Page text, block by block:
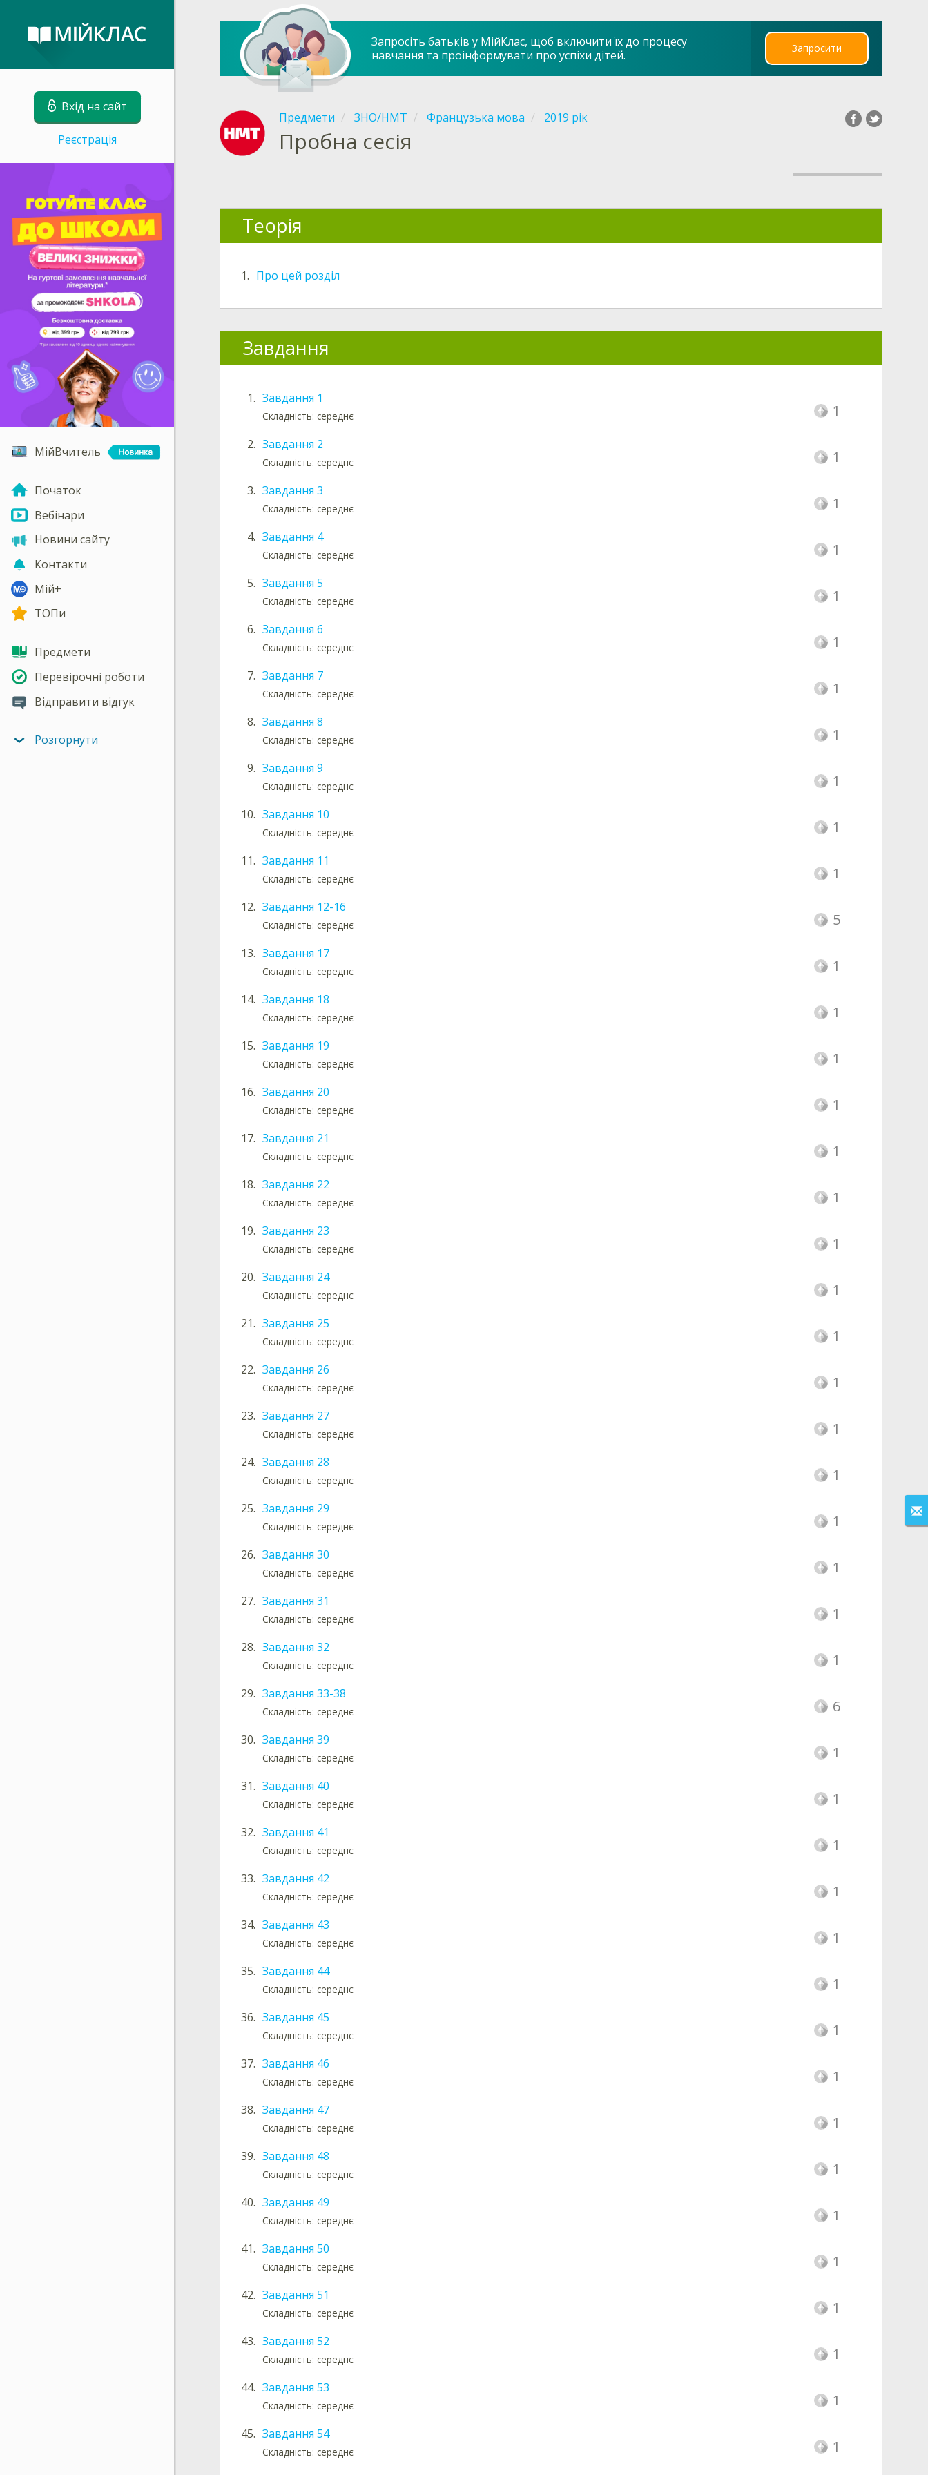
Вхід на сайт
Реєстрація
МійВчитель
Початок
Вебінари
Новини сайту
Контакти
Мій+
ТОПи
Предмети
Перевірочні роботи
Відправити відгук
Розгорнути
Запросіть батьків у МійКлас, щоб включити їх до процесу
навчання та проінформувати про успіхи дітей.
Запросити
Предмети ЗНО/НМТ Французька мова 2019 рік
Пробна сесія
Теорія
1. Про цей розділ
Завдання
1. Завдання 1
Складність: середнє 1
2. Завдання 2
Складність: середнє 1
3. Завдання 3
Складність: середнє 1
4. Завдання 4
Складність: середнє 1
5. Завдання 5
Складність: середнє 1
6. Завдання 6
Складність: середнє 1
7. Завдання 7
Складність: середнє 1
8. Завдання 8
Складність: середнє 1
9. Завдання 9
Складність: середнє 1
10. Завдання 10
Складність: середнє 1
11. Завдання 11
Складність: середнє 1
12. Завдання 12-16
Складність: середнє 5
13. Завдання 17
Складність: середнє 1
14. Завдання 18
Складність: середнє 1
15. Завдання 19
Складність: середнє 1
16. Завдання 20
Складність: середнє 1
17. Завдання 21
Складність: середнє 1
18. Завдання 22
Складність: середнє 1
19. Завдання 23
Складність: середнє 1
20. Завдання 24
Складність: середнє 1
21. Завдання 25
Складність: середнє 1
22. Завдання 26
Складність: середнє 1
23. Завдання 27
Складність: середнє 1
24. Завдання 28
Складність: середнє 1
25. Завдання 29
Складність: середнє 1
26. Завдання 30
Складність: середнє 1
27. Завдання 31
Складність: середнє 1
28. Завдання 32
Складність: середнє 1
29. Завдання 33-38
Складність: середнє 6
30. Завдання 39
Складність: середнє 1
31. Завдання 40
Складність: середнє 1
32. Завдання 41
Складність: середнє 1
33. Завдання 42
Складність: середнє 1
34. Завдання 43
Складність: середнє 1
35. Завдання 44
Складність: середнє 1
36. Завдання 45
Складність: середнє 1
37. Завдання 46
Складність: середнє 1
38. Завдання 47
Складність: середнє 1
39. Завдання 48
Складність: середнє 1
40. Завдання 49
Складність: середнє 1
41. Завдання 50
Складність: середнє 1
42. Завдання 51
Складність: середнє 1
43. Завдання 52
Складність: середнє 1
44. Завдання 53
Складність: середнє 1
45. Завдання 54
Складність: середнє 1